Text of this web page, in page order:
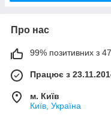
Про нас
99% позитивних з
Працює з
м. Київ
Київ, Україна